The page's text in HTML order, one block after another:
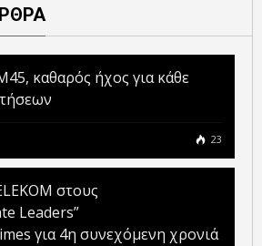
καθαρός ήχος για κάθε
23
στους
Leaders”
για 4η συνεχόμενη χρονιά